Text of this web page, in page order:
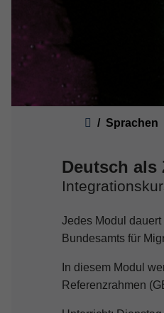
Sprachen
Deutsch als
Jedes Modul
Bundesamts für
In diesem Modul
Referenzrahmen